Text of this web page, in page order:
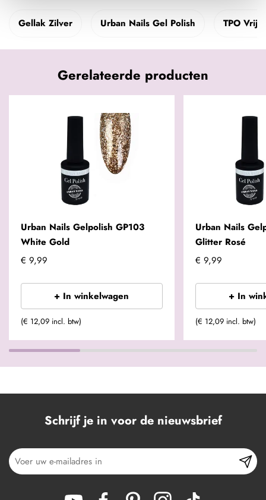
Gellak Zilver Urban Nails Gel Polish TPO
Gerelateerde producten
Urban Nails Gelpolish GP103
White Gold
€ 9,99
+ In winkelwagen
(€ 12,09 incl. btw)
Urban Nails
Glitter Rosé
€ 9,99
+ In
(€ 12,09 incl. btw)
Schrijf je in voor de nieuwsbrief